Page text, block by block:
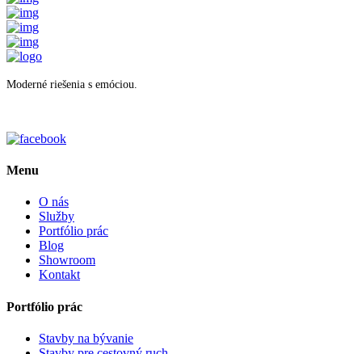
Moderné riešenia s emóciou.
Menu
O nás
Služby
Portfólio prác
Blog
Showroom
Kontakt
Portfólio prác
Stavby na bývanie